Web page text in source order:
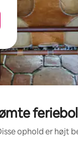
ophold er højt